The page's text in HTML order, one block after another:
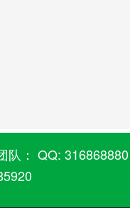
队： QQ: 316868880